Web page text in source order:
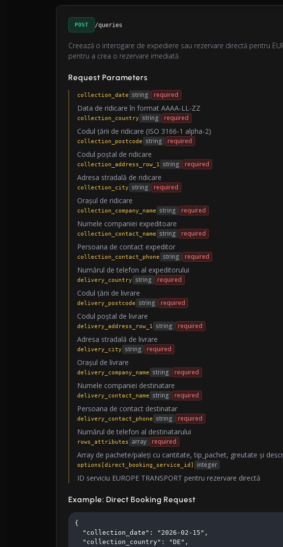
POST /queries
Creează o interogare de expediere sau rezervare directă pentru
pentru a crea o rezervare imediată.
Request Parameters
collection_date string required
Data de ridicare în format AAAA-LL-ZZ
collection_country string required
Codul țării de ridicare (ISO 3166-1 alpha-2)
collection_postcode string required
Codul poștal de ridicare
collection_address_row_1 string required
Adresa stradală de ridicare
collection_city string required
Orașul de ridicare
collection_company_name string required
Numele companiei expeditoare
collection_contact_name string required
Persoana de contact expeditor
collection_contact_phone string required
Numărul de telefon al expeditorului
delivery_country string required
Codul țării de livrare
delivery_postcode string required
Codul poștal de livrare
delivery_address_row_1 string required
Adresa stradală de livrare
delivery_city string required
Orașul de livrare
delivery_company_name string required
Numele companiei destinatare
delivery_contact_name string required
Persoana de contact destinatar
delivery_contact_phone string required
Numărul de telefon al destinatarului
rows_attributes array required
Array de pachete/paleți cu cantitate, tip_pachet, greutate și
options[direct_booking_service_id] integer
ID serviciu EUROPE TRANSPORT pentru rezervare directă
Example: Direct Booking Request
{
  "collection_date": "2026-02-15",
  "collection_country": "DE",